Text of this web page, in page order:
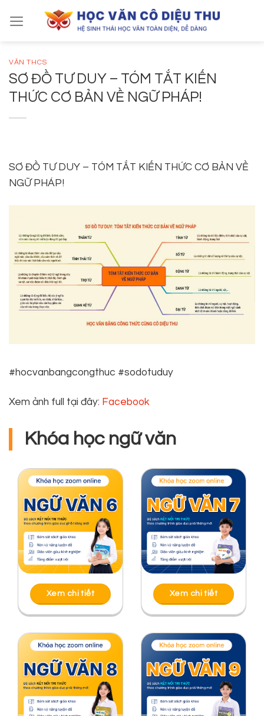
VĂN THCS
SƠ ĐỒ TƯ DUY – TÓM TẮT KIẾN
THỨC CƠ BẢN VỀ NGỮ PHÁP!
SƠ ĐỒ TƯ DUY – TÓM TẮT KIẾN THỨC CƠ BẢN VỀ
NGỮ PHÁP!
#hocvanbangcongthuc #sodotuduy
Xem ảnh full tại đây: Facebook
Khóa học ngữ văn
Xem chi tiết Xem chi tiết